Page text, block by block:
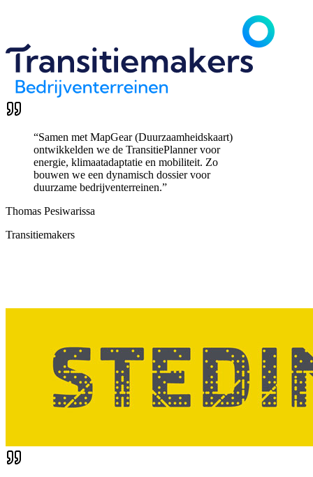
“Samen met MapGear (Duurzaamheidskaart)
ontwikkelden we de TransitiePlanner voor
energie, klimaatadaptatie en mobiliteit. Zo
bouwen we een dynamisch dossier voor
duurzame bedrijventerreinen.”
Thomas Pesiwarissa
Transitiemakers